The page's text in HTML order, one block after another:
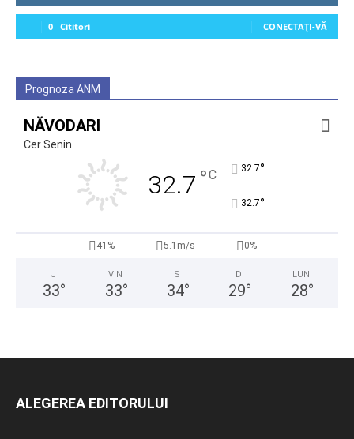
0 Cititori CONECTAȚI-VĂ
Prognoza ANM
NĂVODARI
Cer Senin
32.7 °C 32.7°
32.7°
41% 5.1m/s 0%
J
33°
VIN
33°
S
34°
D
29°
LUN
28°
ALEGEREA EDITORULUI